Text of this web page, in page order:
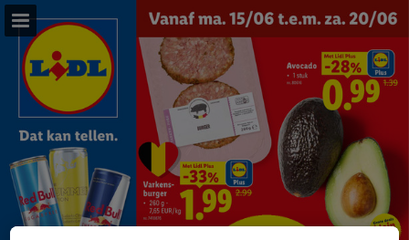
lidl.be
Pagina overzicht
Volledig scherm
Download PDF